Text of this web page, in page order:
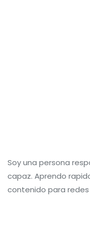
Soy una persona
capaz. Aprendo
contenido para